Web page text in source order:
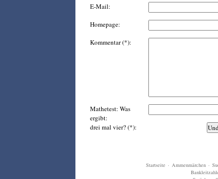
E-Mail:
Homepage:
Kommentar (*):
Mathetest: Was
ergibt:
drei mal vier? (*):
Startseite · Ammenmärchen ·